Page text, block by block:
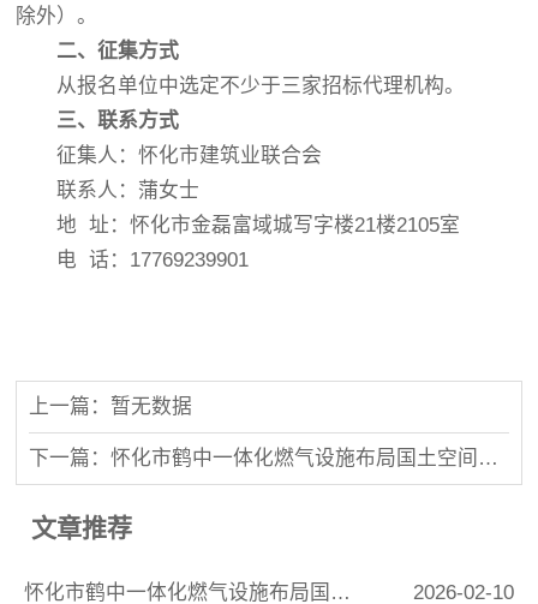
除外）。
二、征集方式
从报名单位中选定不少于三家招标代理机构。
三、联系方式
征集人：怀化市建筑业联合会
联系人：蒲女士
地 址：怀化市金磊富域城写字楼21楼2105室
电 话：17769239901
上一篇：暂无数据
下一篇：怀化市鹤中一体化燃气设施布局国土空间专项规划竞争性磋商邀请公告
文章推荐
怀化市鹤中一体化燃气设施布局国土空间专项规划竞争性磋商邀请公告 2026-02-10